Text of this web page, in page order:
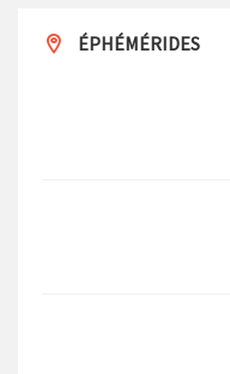
ÉPHÉMÉRIDES